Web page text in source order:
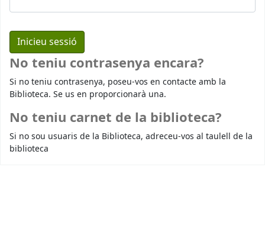
No teniu contrasenya encara?
Si no teniu contrasenya, poseu-vos en contacte amb la
Biblioteca. Se us en proporcionarà una.
No teniu carnet de la biblioteca?
Si no sou usuaris de la Biblioteca, adreceu-vos al taulell de la
biblioteca